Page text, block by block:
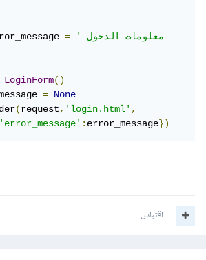
error_message
=
'معلومات الدخول
LoginForm()
=
None
(request,'login.html',
'error_message':error_message})
اقتباس